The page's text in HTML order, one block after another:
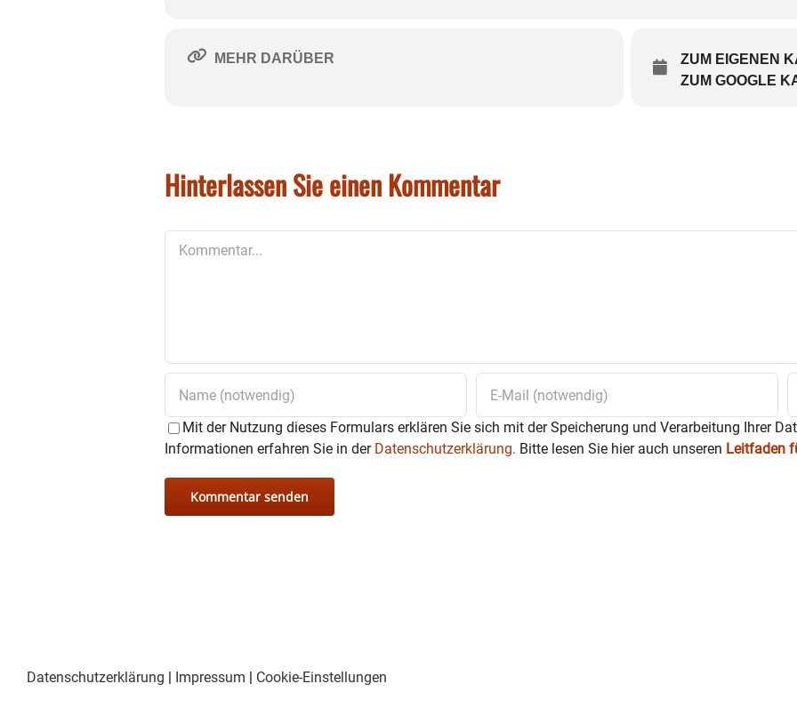
MEHR DARÜBER
ZUM EIGENEN
ZUM GOOGLE
Hinterlassen Sie einen Kommentar
Mit der Nutzung dieses Formulars erklären Sie sich mit der Speicherung und Verarbeitung Ihrer
Informationen erfahren Sie in der Datenschutzerklärung. Bitte lesen Sie hier auch unseren Leitfaden
Datenschutzerklärung | Impressum | Cookie-Einstellungen